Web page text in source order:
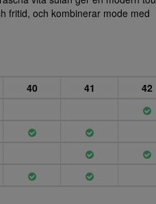
fritid, och kombinerar mode med
40 41
42